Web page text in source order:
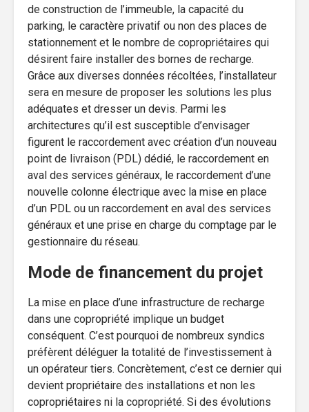
de construction de l’immeuble, la capacité du
parking, le caractère privatif ou non des places de
stationnement et le nombre de copropriétaires qui
désirent faire installer des bornes de recharge.
Grâce aux diverses données récoltées, l’installateur
sera en mesure de proposer les solutions les plus
adéquates et dresser un devis. Parmi les
architectures qu’il est susceptible d’envisager
figurent le raccordement avec création d’un nouveau
point de livraison (PDL) dédié, le raccordement en
aval des services généraux, le raccordement d’une
nouvelle colonne électrique avec la mise en place
d’un PDL ou un raccordement en aval des services
généraux et une prise en charge du comptage par le
gestionnaire du réseau.
Mode de financement du projet
La mise en place d’une infrastructure de recharge
dans une copropriété implique un budget
conséquent. C’est pourquoi de nombreux syndics
préfèrent déléguer la totalité de l’investissement à
un opérateur tiers. Concrètement, c’est ce dernier qui
devient propriétaire des installations et non les
copropriétaires ni la copropriété. Si des évolutions